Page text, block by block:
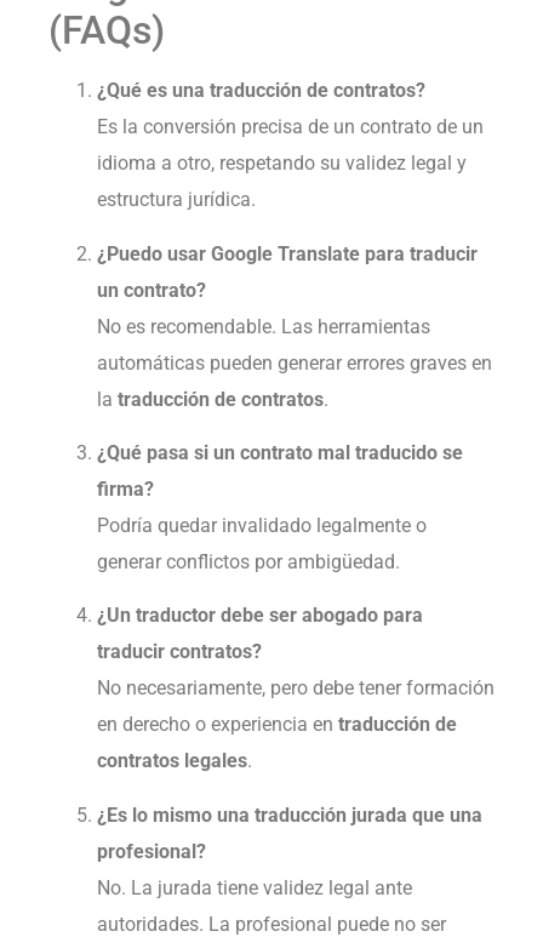
(FAQs)
¿Qué es una traducción de contratos?
Es la conversión precisa de un contrato de un
idioma a otro, respetando su validez legal y
estructura jurídica.
¿Puedo usar Google Translate para traducir
un contrato?
No es recomendable. Las herramientas
automáticas pueden generar errores graves en
la traducción de contratos.
¿Qué pasa si un contrato mal traducido se
firma?
Podría quedar invalidado legalmente o
generar conflictos por ambigüedad.
¿Un traductor debe ser abogado para
traducir contratos?
No necesariamente, pero debe tener formación
en derecho o experiencia en traducción de
contratos legales.
¿Es lo mismo una traducción jurada que una
profesional?
No. La jurada tiene validez legal ante
autoridades. La profesional puede no ser